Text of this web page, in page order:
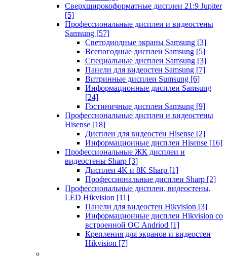
Сверхширокоформатные дисплеи 21:9 Jupiter
[5]
Профессиональные дисплеи и видеостены
Samsung [57]
Светодиодные экраны Samsung [3]
Всепогодные дисплеи Samsung [5]
Специальные дисплеи Samsung [3]
Панели для видеостен Samsung [7]
Витринные дисплеи Sumsung [6]
Информационные дисплеи Samsung
[24]
Гостиничные дисплеи Samsung [9]
Профессиональные дисплеи и видеостены
Hisense [18]
Дисплеи для видеостен Hisense [2]
Информационные дисплеи Hisense [16]
Профессиональные ЖК дисплеи и
видеостены Sharp [3]
Дисплеи 4K и 8K Sharp [1]
Профессиональные дисплеи Sharp [2]
Профессиональные дисплеи, видеостены,
LED Hikvision [11]
Панели для видеостен Hikvision [3]
Информационные дисплеи Hikvision со
встроенной ОС Andriod [1]
Крепления для экранов и видеостен
Hikvision [7]